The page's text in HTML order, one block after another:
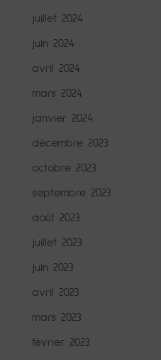
juillet 2024
juin 2024
avril 2024
mars 2024
janvier 2024
décembre 2023
octobre 2023
septembre 2023
août 2023
juillet 2023
juin 2023
avril 2023
mars 2023
février 2023